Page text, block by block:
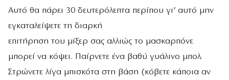
Αυτό θα πάρει 30 δευτερόλεπτα περίπου γι’ αυτό μην
εγκαταλείψετε τη διαρκή
επιτήρηση του μίξερ σας αλλιώς το μασκαρπόνε
μπορεί να κόψει. Παίρνετε ένα βαθύ γυάλινο μπολ.
Στρώνετε λίγα μπισκότα στη βάση (κόβετε κάποια αν